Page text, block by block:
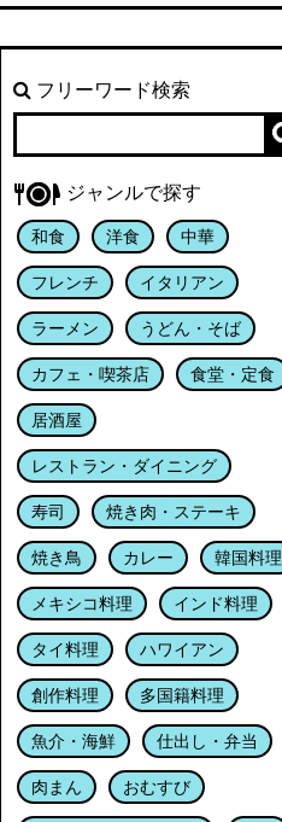
フリーワード検索
ジャンルで探す
和食 洋食 中華
フレンチ イタリアン
ラーメン うどん・そば
カフェ・喫茶店 食堂・定食
居酒屋
レストラン・ダイニング
寿司 焼き肉・ステーキ
焼き鳥 カレー 韓国料理
メキシコ料理 インド料理
タイ料理 ハワイアン
創作料理 多国籍料理
魚介・海鮮 仕出し・弁当
肉まん おむすび